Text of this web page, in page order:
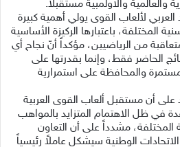
والعالمية والأولمبية مستقبلاً.
لألعاب القوى يولي أهمية كبيرة
المختلفة، باعتبارها الركيزة الأساسية
من الرياضيين، مؤكداً أنّ نجاح أي
الحاضر فقط، وإنما بقدرتها على
والمحافظة على استمرارية
على أن مستقبل ألعاب القوى العربية
في ظل الاهتمام المتزايد بالمواهب
المختلفة، مشدداً على أن التعاون
الوطنية سيشكل عاملاً رئيسياً